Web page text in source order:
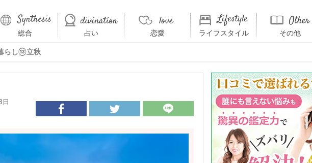
総合 占い 恋愛 ライフスタイル その他
らし⑬立秋